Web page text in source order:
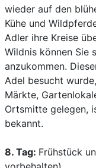
wieder auf den
Kühe und
Adler ihre Kreise
Wildnis können Sie
anzukommen.
Adel besucht
Märkte,
Ortsmitte gelegen,
bekannt.
8. Tag: Frühstück